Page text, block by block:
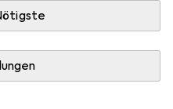
Lieferzeit